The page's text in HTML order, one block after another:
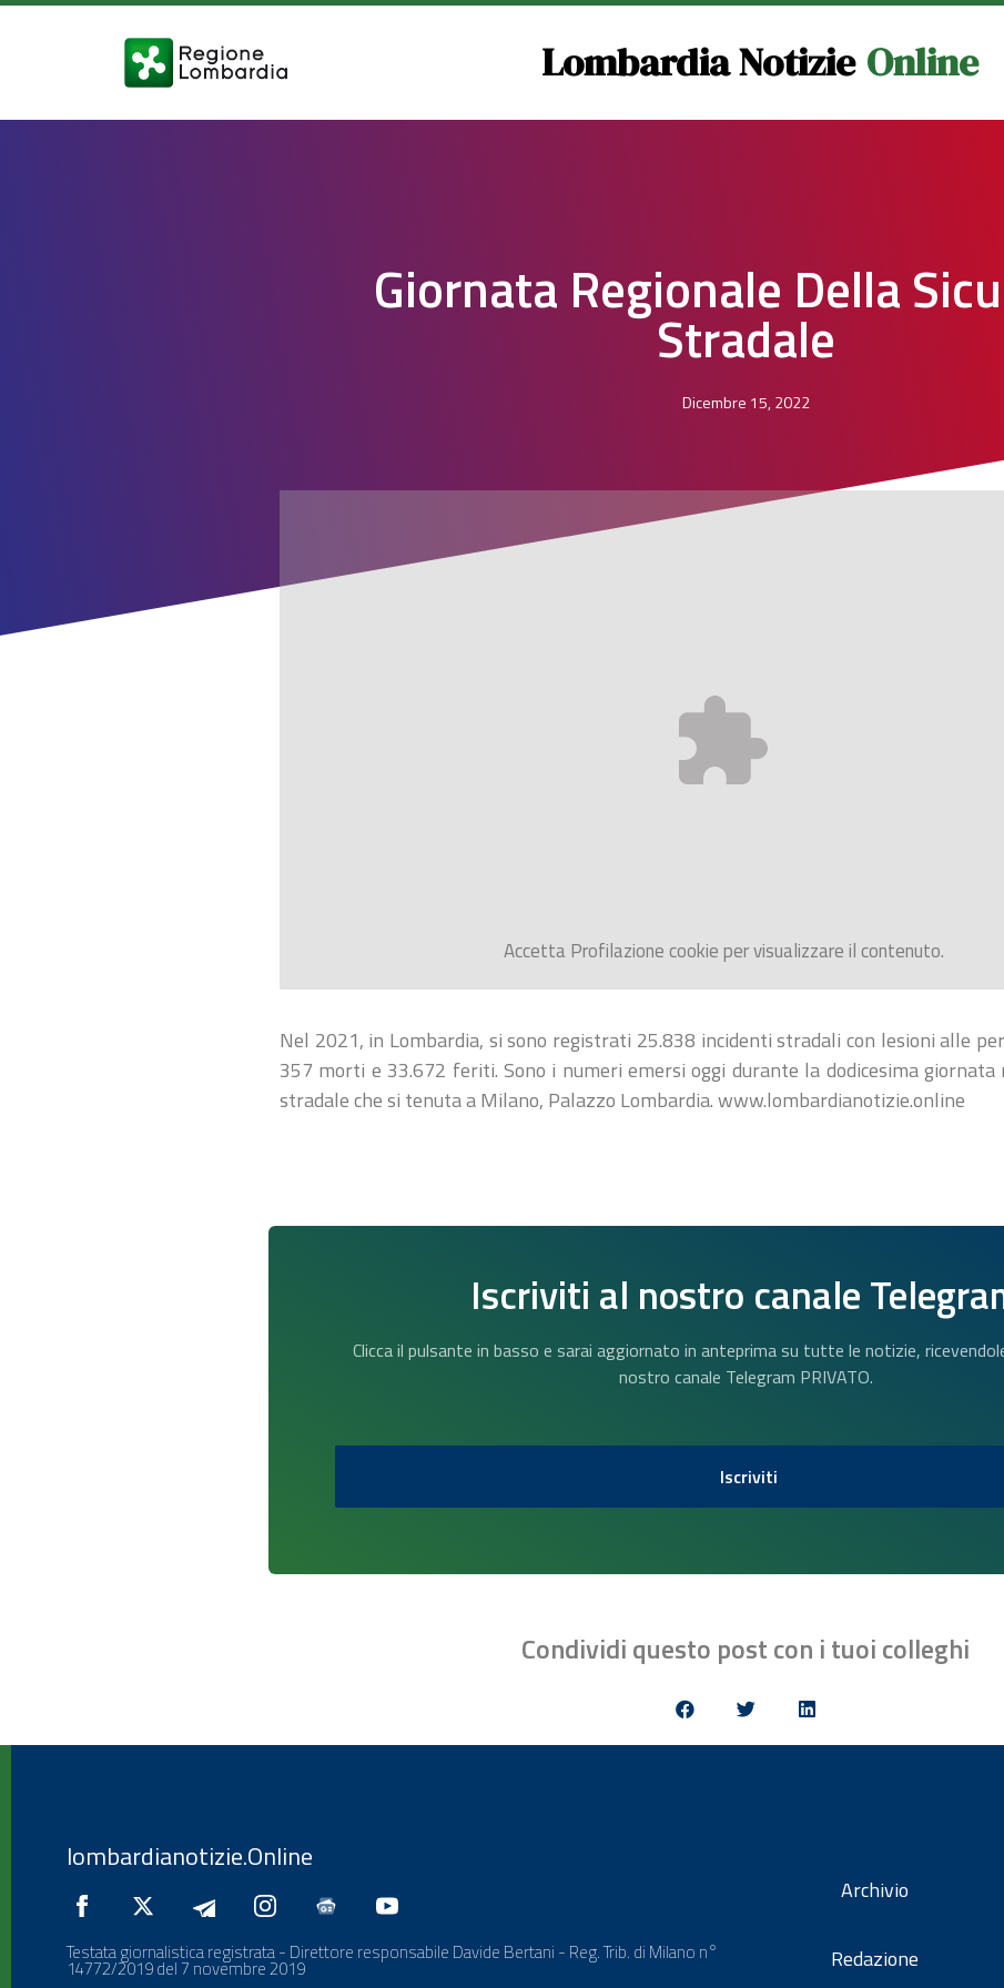
Lombardia Notizie Online
Giornata Regionale Della
Stradale
Dicembre 15, 2022
AccettaProfilazionecookie per visualizzare il contenuto.
Nel 2021, in Lombardia, si sono registrati 25.838 incidenti stradali con lesioni alle
357 morti e 33.672 feriti. Sono i numeri emersi oggi durante la dodicesima giornata
stradale che si tenuta a Milano, Palazzo Lombardia. www.lombardianotizie.online
Iscriviti al nostro canale
Clicca il pulsante in basso e sarai aggiornato in anteprima su tutte le notizie,
nostro canale Telegram PRIVATO.
Iscriviti
Condividi questo post con i tuoi colleghi
lombardianotizie.Online
Testata giornalistica registrata - Direttore responsabile Davide Bertani - Reg. Trib. di Milano n°
14772/2019 del 7 novembre 2019
Archivio
Redazione